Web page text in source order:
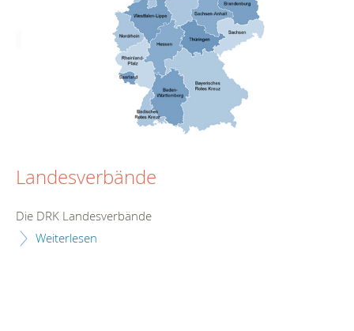
Landesverbände
Die DRK Landesverbände
Weiterlesen